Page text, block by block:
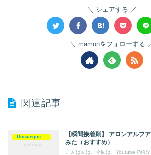
シェアする
mamonをフォローする
関連記事
Uncategorized
【瞬間接着剤】 アロンアルフ
みた（おすすめ）
こんばんは、今回は、Youtubeで紹